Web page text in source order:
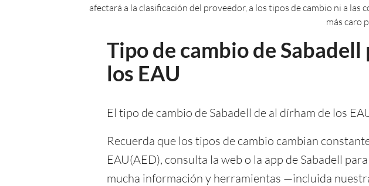
afectará a la clasificación del proveedor, a los tipos de cambio ni a
más caro
Tipo de cambio de
los EAU
El tipo de cambio de Sabadell de al dírham de los
Recuerda que los tipos de cambio cambian
EAU(AED), consulta la web o la app de Sabadell
mucha información y herramientas —incluida